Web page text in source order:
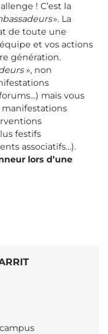
! C’est la
». La
de toute une
et vos actions
génération.
», non
mais vous
festifs
associatifs…).
lors d’une